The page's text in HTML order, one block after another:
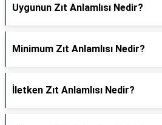
Uygunun Zıt Anlamlısı Nedir?
Minimum Zıt Anlamlısı Nedir?
İletken Zıt Anlamlısı Nedir?